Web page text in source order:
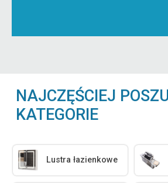
NAJCZĘŚCIEJ
KATEGORIE
Lustra łazienkowe